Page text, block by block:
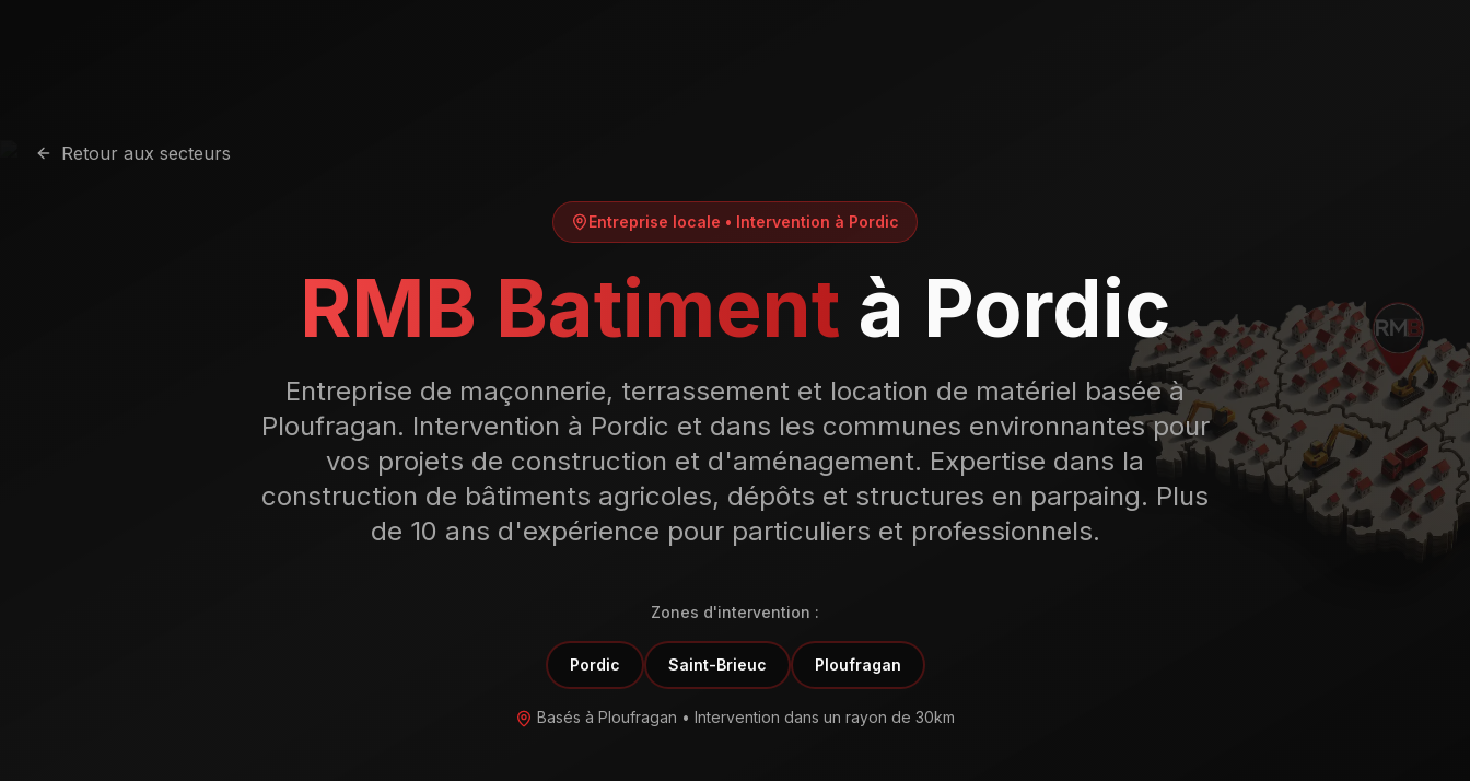
Retour aux secteurs
Entreprise locale • Intervention à Pordic
RMB Batiment à Pordic
Entreprise de maçonnerie, terrassement et location de matériel basée à
Ploufragan. Intervention à Pordic et dans les communes environnantes pour
vos projets de construction et d'aménagement. Expertise dans la
construction de bâtiments agricoles, dépôts et structures en parpaing. Plus
de 10 ans d'expérience pour particuliers et professionnels.
Zones d'intervention :
Pordic Saint-Brieuc Ploufragan
Basés à Ploufragan • Intervention dans un rayon de 30km